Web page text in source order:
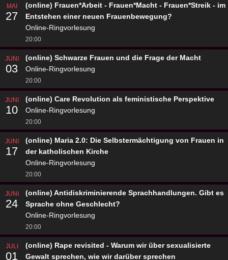
MAI
27
(online) Frauen*Arbeit - Frauen*Macht - Frauen*Streik - im
Entstehen einer neuen Frauenbewegung?
Online-Ringvorlesung
20:00
JUNI
03
(online) Schwarze Frauen und die Frage der Macht
Online-Ringvorlesung
20:00
JUNI
10
(online) Care Revolution als feministische Perspektive
Online-Ringvorlesung
20:00
JUNI
17
(online) Maria 2.0: Die Selbstermächtigung von Frauen in
der katholischen Kirche
Online-Ringvorlesung
20:00
JUNI
24
(online) Antidiskriminierende Sprachhandlungen. Gibt es
Sprache ohne Geschlecht?
Online-Ringvorlesung
20:00
JULI
01
(online) Rape revisited - Warum wir über sexualisierte
Gewalt sprechen, wie wir darüber sprechen